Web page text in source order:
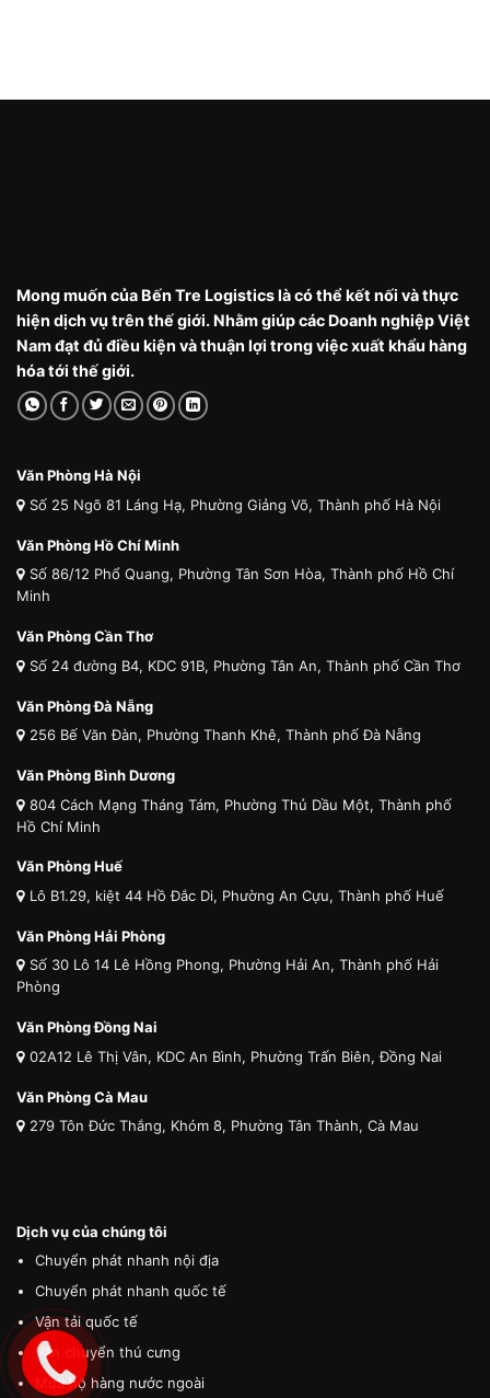
Mong muốn của Bến Tre Logistics là có thể kết nối và thực
hiện dịch vụ trên thế giới. Nhằm giúp các Doanh nghiệp Việt
Nam đạt đủ điều kiện và thuận lợi trong việc xuất khẩu hàng
hóa tới thế giới.
Văn Phòng Hà Nội
Số 25 Ngõ 81 Láng Hạ, Phường Giảng Võ, Thành phố Hà Nội
Văn Phòng Hồ Chí Minh
Số 86/12 Phổ Quang, Phường Tân Sơn Hòa, Thành phố Hồ Chí
Minh
Văn Phòng Cần Thơ
Số 24 đường B4, KDC 91B, Phường Tân An, Thành phố Cần Thơ
Văn Phòng Đà Nẵng
256 Bế Văn Đàn, Phường Thanh Khê, Thành phố Đà Nẵng
Văn Phòng Bình Dương
804 Cách Mạng Tháng Tám, Phường Thủ Dầu Một, Thành phố
Hồ Chí Minh
Văn Phòng Huế
Lô B1.29, kiệt 44 Hồ Đắc Di, Phường An Cựu, Thành phố Huế
Văn Phòng Hải Phòng
Số 30 Lô 14 Lê Hồng Phong, Phường Hải An, Thành phố Hải
Phòng
Văn Phòng Đồng Nai
02A12 Lê Thị Vân, KDC An Bình, Phường Trấn Biên, Đồng Nai
Văn Phòng Cà Mau
279 Tôn Đức Thắng, Khóm 8, Phường Tân Thành, Cà Mau
Dịch vụ của chúng tôi
Chuyển phát nhanh nội địa
Chuyển phát nhanh quốc tế
Vận tải quốc tế
Vận chuyển thú cưng
Mua hộ hàng nước ngoài